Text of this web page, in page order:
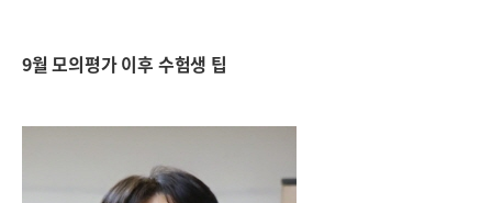
9월 모의평가 이후 수험생 팁